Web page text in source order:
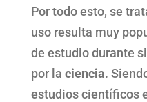
Por todo esto, se
uso resulta muy
de estudio durante
por la ciencia.
estudios científicos